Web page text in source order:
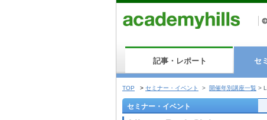
記事・レポート セ
TOP > セミナー・イベント > 開催年別講座一覧 >
セミナー・イベント